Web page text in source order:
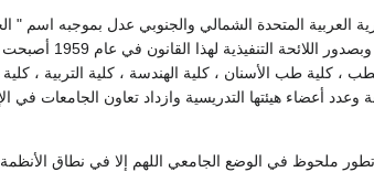
العربية المتحدة الشمالي والجنوبي عدل بموجبه
" وبصدور
، كلية طب الأسنان ، كلية الهندسة ، كلية التربية ،
أعضاء هيئتها التدريسية وازداد تعاون الجامعات في
، لم يطرأ في عهد الانفصال تطور ملحوظ في الوضع الجامعي اللهم إلا في